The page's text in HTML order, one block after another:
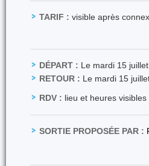
TARIF : visible après
DÉPART : Le mardi 15 juillet
RETOUR : Le mardi 15
RDV : lieu et heures
SORTIE PROPOSÉE PAR :